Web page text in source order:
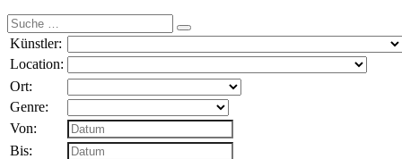
Suche
nach:
Künstler:
Location:
Ort:
Genre:
Von:
Bis: